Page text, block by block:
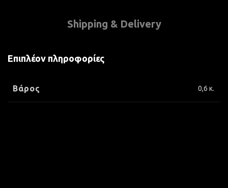
Shipping & Delivery
Επιπλέον πληροφορίες
Βάρος 0,6 κ.